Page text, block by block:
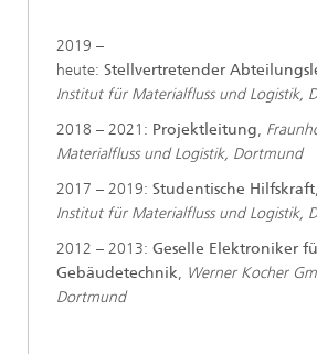
2019 –
heute: Stellvertretender
Institut für Materialfluss und Logistik,
2018 – 2021: Projektleitung,
Materialfluss und Logistik, Dortmund
2017 – 2019: Studentische Hilfskraft,
Institut für Materialfluss und Logistik,
2012 – 2013: Geselle Elektroniker
Gebäudetechnik, Werner Kocher
Dortmund